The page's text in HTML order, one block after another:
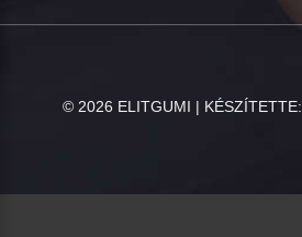
© 2026 ELITGUMI | KÉSZÍTETTE: